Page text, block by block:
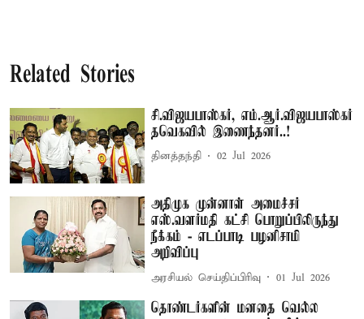
Related Stories
சி.விஜயபாஸ்கர், எம்.ஆர்.விஜயபாஸ்கர்
தவெகவில் இணைந்தனர்..!
தினத்தந்தி 02 Jul 2026
அதிமுக முன்னாள் அமைச்சர்
எஸ்.வளர்மதி கட்சி பொறுப்பிலிருந்து
நீக்கம் - எடப்பாடி பழனிசாமி
அறிவிப்பு
அரசியல் செய்திப்பிரிவு 01 Jul 2026
தொண்டர்களின் மனதை வெல்ல